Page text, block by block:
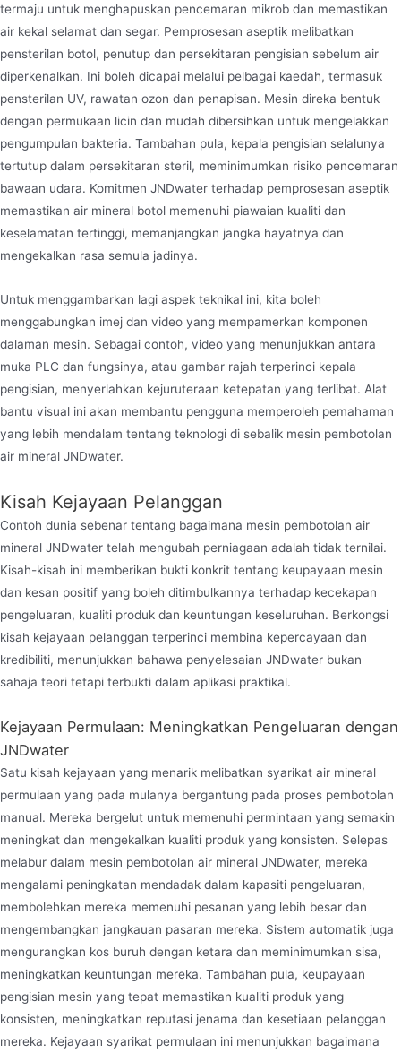
termaju untuk menghapuskan pencemaran mikrob dan memastikan
air kekal selamat dan segar. Pemprosesan aseptik melibatkan
pensterilan botol, penutup dan persekitaran pengisian sebelum air
diperkenalkan. Ini boleh dicapai melalui pelbagai kaedah, termasuk
pensterilan UV, rawatan ozon dan penapisan. Mesin direka bentuk
dengan permukaan licin dan mudah dibersihkan untuk mengelakkan
pengumpulan bakteria. Tambahan pula, kepala pengisian selalunya
tertutup dalam persekitaran steril, meminimumkan risiko pencemaran
bawaan udara. Komitmen JNDwater terhadap pemprosesan aseptik
memastikan air mineral botol memenuhi piawaian kualiti dan
keselamatan tertinggi, memanjangkan jangka hayatnya dan
mengekalkan rasa semula jadinya.
Untuk menggambarkan lagi aspek teknikal ini, kita boleh
menggabungkan imej dan video yang mempamerkan komponen
dalaman mesin. Sebagai contoh, video yang menunjukkan antara
muka PLC dan fungsinya, atau gambar rajah terperinci kepala
pengisian, menyerlahkan kejuruteraan ketepatan yang terlibat. Alat
bantu visual ini akan membantu pengguna memperoleh pemahaman
yang lebih mendalam tentang teknologi di sebalik mesin pembotolan
air mineral JNDwater.
Kisah Kejayaan Pelanggan
Contoh dunia sebenar tentang bagaimana mesin pembotolan air
mineral JNDwater telah mengubah perniagaan adalah tidak ternilai.
Kisah-kisah ini memberikan bukti konkrit tentang keupayaan mesin
dan kesan positif yang boleh ditimbulkannya terhadap kecekapan
pengeluaran, kualiti produk dan keuntungan keseluruhan. Berkongsi
kisah kejayaan pelanggan terperinci membina kepercayaan dan
kredibiliti, menunjukkan bahawa penyelesaian JNDwater bukan
sahaja teori tetapi terbukti dalam aplikasi praktikal.
Kejayaan Permulaan: Meningkatkan Pengeluaran dengan
JNDwater
Satu kisah kejayaan yang menarik melibatkan syarikat air mineral
permulaan yang pada mulanya bergantung pada proses pembotolan
manual. Mereka bergelut untuk memenuhi permintaan yang semakin
meningkat dan mengekalkan kualiti produk yang konsisten. Selepas
melabur dalam mesin pembotolan air mineral JNDwater, mereka
mengalami peningkatan mendadak dalam kapasiti pengeluaran,
membolehkan mereka memenuhi pesanan yang lebih besar dan
mengembangkan jangkauan pasaran mereka. Sistem automatik juga
mengurangkan kos buruh dengan ketara dan meminimumkan sisa,
meningkatkan keuntungan mereka. Tambahan pula, keupayaan
pengisian mesin yang tepat memastikan kualiti produk yang
konsisten, meningkatkan reputasi jenama dan kesetiaan pelanggan
mereka. Kejayaan syarikat permulaan ini menunjukkan bagaimana